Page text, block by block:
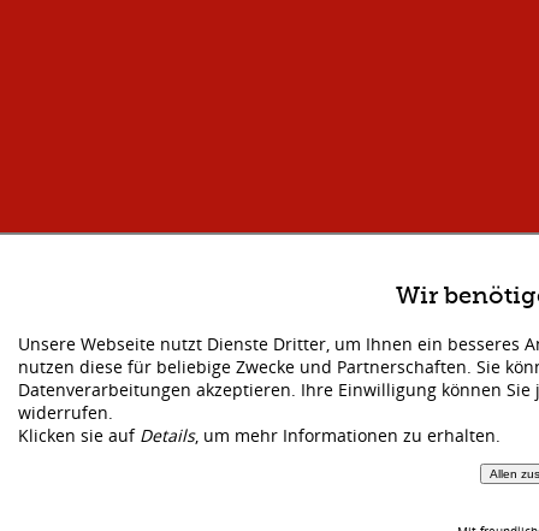
Wir
Unsere Webseite nutzt Dienste Dritter, um Ihnen ein besseres
nutzen diese für beliebige Zwecke und Partnerschaften. Sie
Datenverarbeitungen akzeptieren. Ihre Einwilligung können
widerrufen.
Klicken sie auf Details, um mehr Informationen zu erhalten.
Allen